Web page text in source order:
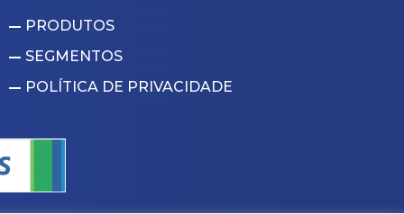
PRODUTOS
SEGMENTOS
POLÍTICA DE PRIVACIDADE